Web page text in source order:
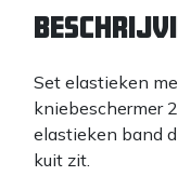
Set elastieken
kniebeschermer
elastieken band
kuit zit.